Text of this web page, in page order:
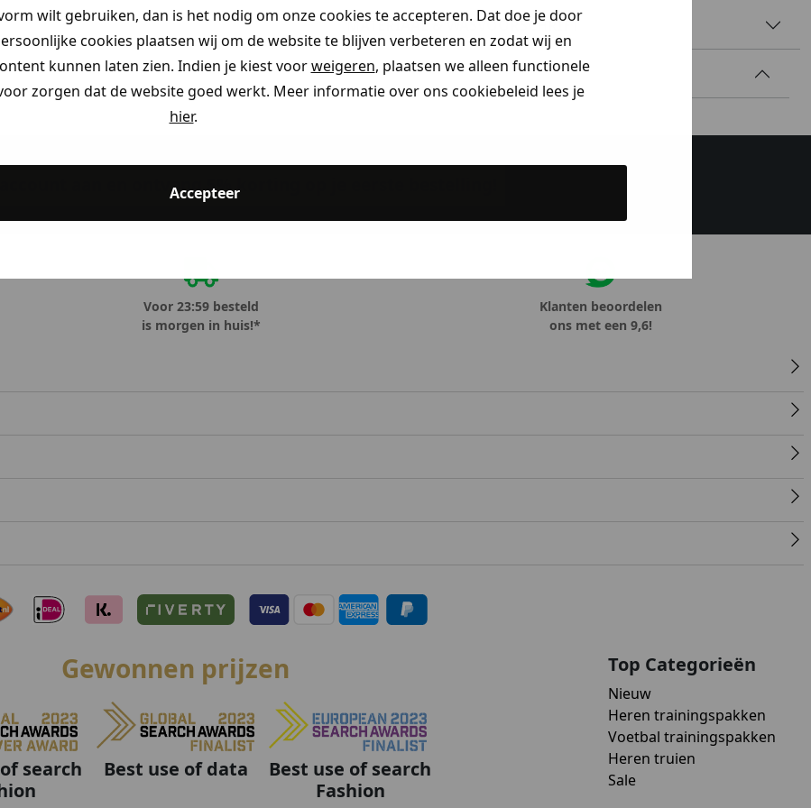
wilt gebruiken, dan is het nodig om onze cookies te accepteren. Dat doe je door
cookies plaatsen wij om de website te blijven verbeteren en zodat wij en
kunnen laten zien. Indien je kiest voorweigeren, plaatsen we alleen functionele
zorgen dat de website goed werkt. Meer informatie over ons cookiebeleid lees je
hier.
Accepteer
MATERIAAL & WASVOORSCHRIFT
account aan en ontvang 5% korting op je eerste bestelling!
Voor 23:59 besteld
is morgen in huis!*
Klanten beoordelen
ons met een 9,6!
Gewonnen prijzen
search
Best use of data
Best use of search
Fashion
Top Categorieën
Nieuw
Heren trainingspakken
Voetbal trainingspakken
Heren truien
Sale